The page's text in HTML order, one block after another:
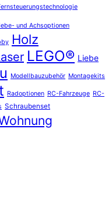
und Achsoptionen
Holz
LEGO® Liebe
Modellbauzubehör Montagekits
Radoptionen RC-Fahrzeuge RC-
Schraubenset